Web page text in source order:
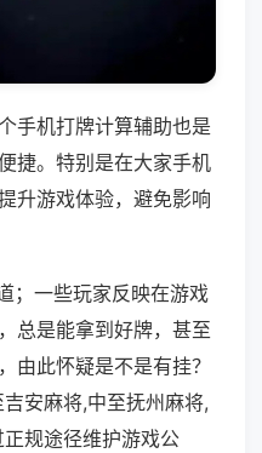
手机打牌计算辅助也是
捷。特别是在大家手机
升游戏体验，避免影响
；一些玩家反映在游戏
总是能拿到好牌，甚至
由此怀疑是不是有挂？
安麻将,中至抚州麻将,
规途径维护游戏公